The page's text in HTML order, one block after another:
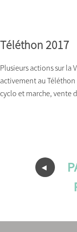
Téléthon 2017
Plusieurs actions sur la
activement au
cyclo et marche, vente